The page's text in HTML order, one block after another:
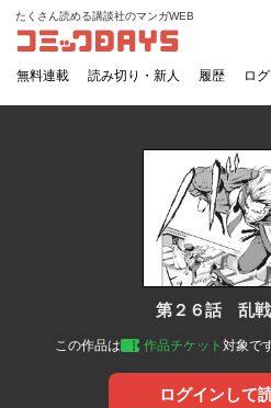
コミックDAYS
たくさん読める講談社のマンガWEB
無料連載 読み切り・新人 履歴 ロ
第２６話 乱戦
この作品は 作品チケット 対象で
ログインして